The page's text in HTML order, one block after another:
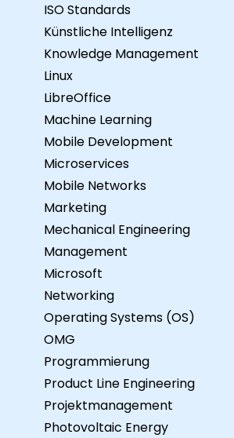
ISO Standards
Künstliche Intelligenz
Knowledge Management
Linux
LibreOffice
Machine Learning
Mobile Development
Microservices
Mobile Networks
Marketing
Mechanical Engineering
Management
Microsoft
Networking
Operating Systems (OS)
OMG
Programmierung
Product Line Engineering
Projektmanagement
Photovoltaic Energy